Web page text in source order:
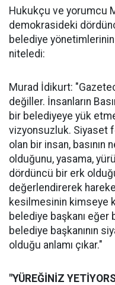
Hukukçu ve yorumcu
demokrasideki
belediye
niteledi:
Murad İdikurt:
değiller. İnsanların
bir belediyeye yük
vizyonsuzluk. Siyaset
olan bir insan, basının
olduğunu, yasama,
dördüncü bir erk
değerlendirerek
kesilmesinin kimseye
belediye başkanı eğer
belediye başkanının
olduğu anlamı çıkar."
"YÜREĞİNİZ